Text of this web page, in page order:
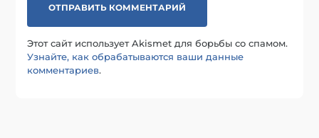
Этот сайт использует Akismet для борьбы со спамом.
Узнайте, как обрабатываются ваши данные
комментариев.